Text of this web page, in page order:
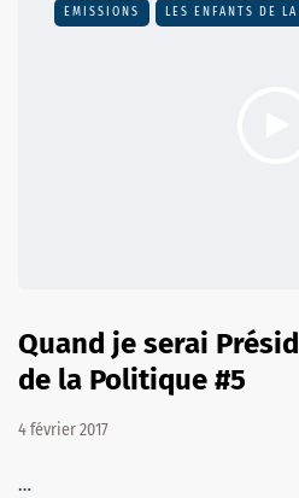
EMISSIONS LES ENFANTS DE
Quand je serai
de la Politique #5
4 février 2017
…